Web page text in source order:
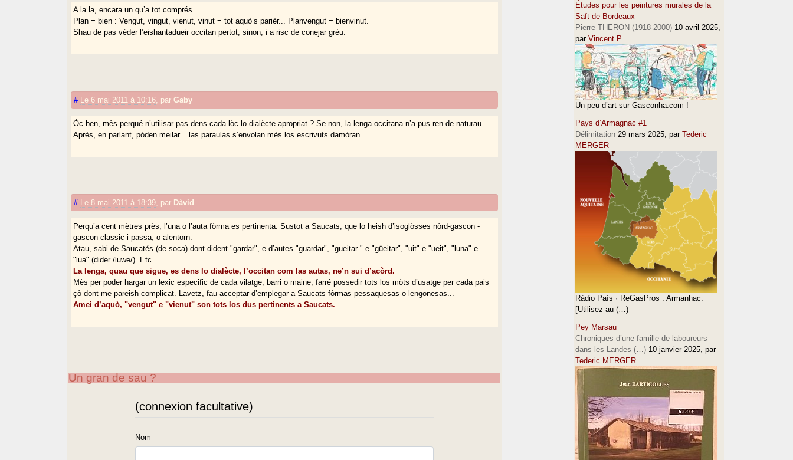
A la la, encara un qu’a tot comprés...
Plan = bien : Vengut, vingut, vienut, vinut = tot aquò’s parièr... Planvengut = bienvinut.
Shau de pas véder l’eishantadueir occitan pertot, sinon, i a risc de conejar grèu.
# Le 6 mai 2011 à 10:16 parGaby
Òc-ben, mès perqué n’utilisar pas dens cada lòc lo dialècte apropriat ? Se non, la lenga occitana n’a pus ren de naturau...
Après, en parlant, pòden meilar... las paraulas s’envolan mès los escrivuts damòran...
# Le 8 mai 2011 à 18:39 par Dàvid
Perqu’a cent mètres près, l’una o l’auta fòrma es pertinenta. Sustot a Saucats, que lo heish d’isoglòsses nòrd-gascon -
gascon classic i passa, o alentorn.
Atau, sabi de Saucatés (de soca) dont dident "gardar", e d’autes "guardar", "gueitar " e "güeitar", "uit" e "ueit", "luna" e
"lua" (dider /luwe/). Etc.
La lenga, quau que sigue, es dens lo dialècte, l’occitan com las autas, ne’n sui d’acòrd.
Mès per poder hargar un lexic especific de cada vilatge, barri o maine, farré possedir tots los mòts d’usatge per cada pais
çò dont me pareish complicat. Lavetz, fau acceptar d’emplegar a Saucats fòrmas pessaquesas o lengonesas...
Amei d’aquò, "vengut" e "vienut" son tots los dus pertinents a Saucats.
Un gran de sau ?
(connexion facultative)
Nom
Études pour les peintures murales de la
Saft de Bordeaux
Pierre THERON (1918-2000) 10 avril 2025,
par Vincent P.
Un peu d’art sur Gasconha.com !
Pays d’Armagnac #1
Délimitation 29 mars 2025, par Tederic
MERGER
Ràdio País · ReGasPros : Armanhac.
[Utilisez au (…)
Pey Marsau
Chroniques d’une famille de laboureurs
dans les Landes (…) 10 janvier 2025, par
Tederic MERGER